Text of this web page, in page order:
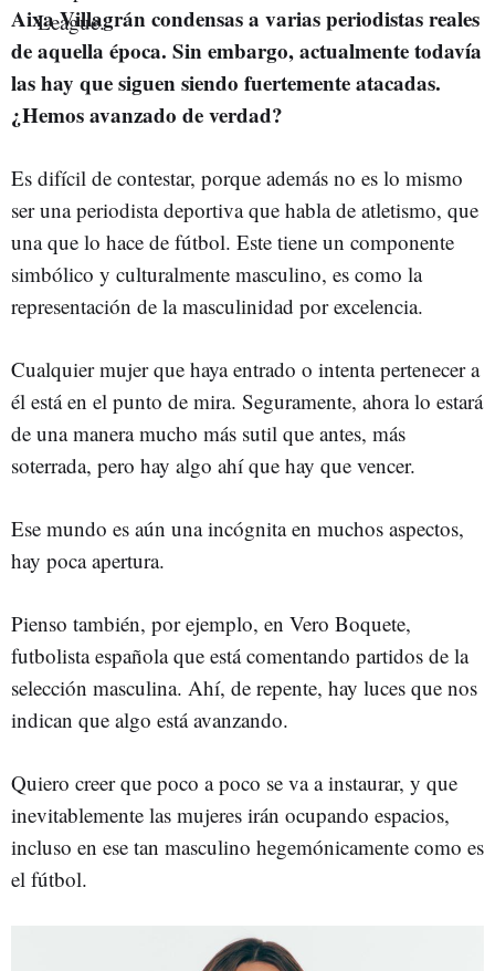
Aixa Villagrán condensas a varias periodistas reales
de aquella época. Sin embargo, actualmente todavía
las hay que siguen siendo fuertemente atacadas.
¿Hemos avanzado de verdad?
Es difícil de contestar, porque además no es lo mismo
ser una periodista deportiva que habla de atletismo, que
una que lo hace de fútbol. Este tiene un componente
simbólico y culturalmente masculino, es como la
representación de la masculinidad por excelencia.
Cualquier mujer que haya entrado o intenta pertenecer a
él está en el punto de mira. Seguramente, ahora lo estará
de una manera mucho más sutil que antes, más
soterrada, pero hay algo ahí que hay que vencer.
Ese mundo es aún una incógnita en muchos aspectos,
hay poca apertura.
Pienso también, por ejemplo, en Vero Boquete,
futbolista española que está comentando partidos de la
selección masculina. Ahí, de repente, hay luces que nos
indican que algo está avanzando.
Quiero creer que poco a poco se va a instaurar, y que
inevitablemente las mujeres irán ocupando espacios,
incluso en ese tan masculino hegemónicamente como es
el fútbol.